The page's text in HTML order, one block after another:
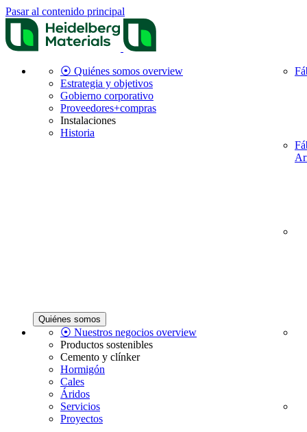
Pasar al contenido principal
⦿ Quiénes somos overview
Estrategia y objetivos
Gobierno corporativo
Proveedores+compras
Instalaciones
Historia
Quiénes somos
⦿ Nuestros negocios overview
Productos sostenibles
Cemento y clínker
Hormigón
Cales
Áridos
Servicios
Proyectos